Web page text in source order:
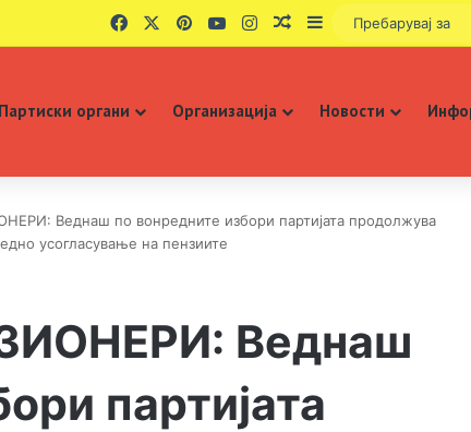
FacebookPinterestYouTubeInstagramСлучаен избор
Sidebar
Партиски органи Организација Новости
Веднаш по вонредните избори партијата продолжува
усогласување на пензиите
Веднаш
партијата